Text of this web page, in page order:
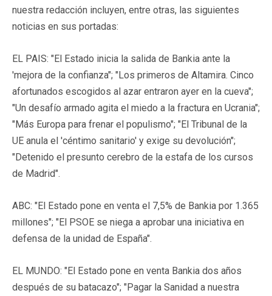
nuestra redacción incluyen, entre otras, las siguientes
noticias en sus portadas:
EL PAIS: "El Estado inicia la salida de Bankia ante la
'mejora de la confianza"; "Los primeros de Altamira. Cinco
afortunados escogidos al azar entraron ayer en la cueva";
"Un desafío armado agita el miedo a la fractura en Ucrania";
"Más Europa para frenar el populismo"; "El Tribunal de la
UE anula el 'céntimo sanitario' y exige su devolución";
"Detenido el presunto cerebro de la estafa de los cursos
de Madrid".
ABC: "El Estado pone en venta el 7,5% de Bankia por 1.365
millones"; "El PSOE se niega a aprobar una iniciativa en
defensa de la unidad de España".
EL MUNDO: "El Estado pone en venta Bankia dos años
después de su batacazo"; "Pagar la Sanidad a nuestra